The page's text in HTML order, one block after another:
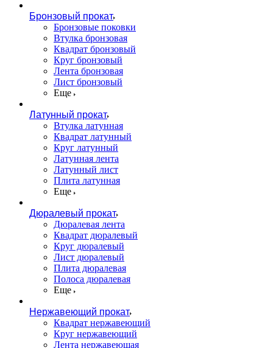
Бронзовый прокат
Бронзовые поковки
Втулка бронзовая
Квадрат бронзовый
Круг бронзовый
Лента бронзовая
Лист бронзовый
Еще
Латунный прокат
Втулка латунная
Квадрат латунный
Круг латунный
Латунная лента
Латунный лист
Плита латунная
Еще
Дюралевый прокат
Дюралевая лента
Квадрат дюралевый
Круг дюралевый
Лист дюралевый
Плита дюралевая
Полоса дюралевая
Еще
Нержавеющий прокат
Квадрат нержавеющий
Круг нержавеющий
Лента нержавеющая